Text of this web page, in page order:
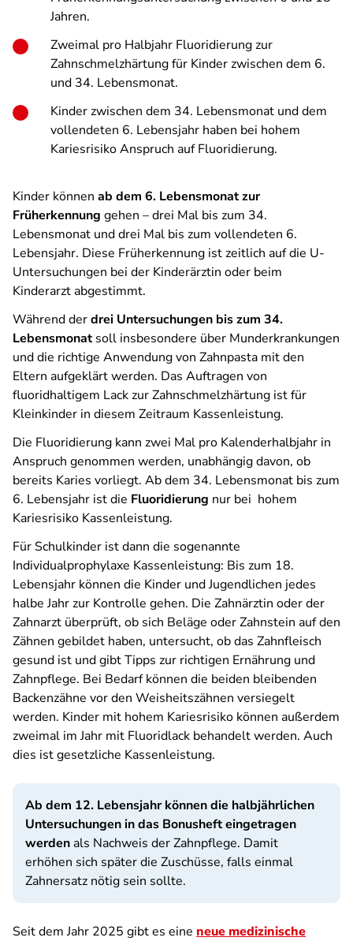
Jahren.
Zweimal pro Halbjahr Fluoridierung zur
Zahnschmelzhärtung für Kinder zwischen dem 6.
und 34. Lebensmonat.
Kinder zwischen dem 34. Lebensmonat und dem
vollendeten 6. Lebensjahr haben bei hohem
Kariesrisiko Anspruch auf Fluoridierung.
Kinder können ab dem 6. Lebensmonat zur
Früherkennung gehen – drei Mal bis zum 34.
Lebensmonat und drei Mal bis zum vollendeten 6.
Lebensjahr. Diese Früherkennung ist zeitlich auf die U-
Untersuchungen bei der Kinderärztin oder beim
Kinderarzt abgestimmt.
Während derdrei Untersuchungen bis zum 34.
Lebensmonatsoll insbesondere über Munderkrankungen
und die richtige Anwendung von Zahnpasta mit den
Eltern aufgeklärt werden. Das Auftragen von
fluoridhaltigem Lack zur Zahnschmelzhärtung ist für
Kleinkinder in diesem Zeitraum Kassenleistung.
Die Fluoridierung kann zwei Mal pro Kalenderhalbjahr in
Anspruch genommen werden, unabhängig davon, ob
bereits Karies vorliegt. Ab dem 34. Lebensmonat bis zum
6. Lebensjahr ist die Fluoridierung nur bei hohem
Kariesrisiko Kassenleistung.
Für Schulkinder ist dann die sogenannte
Individualprophylaxe Kassenleistung: Bis zum 18.
Lebensjahr können die Kinder und Jugendlichen jedes
halbe Jahr zur Kontrolle gehen. Die Zahnärztin oder der
Zahnarzt überprüft, ob sich Beläge oder Zahnstein auf den
Zähnen gebildet haben, untersucht, ob das Zahnfleisch
gesund ist und gibt Tipps zur richtigen Ernährung und
Zahnpflege. Bei Bedarf können die beiden bleibenden
Backenzähne vor den Weisheitszähnen versiegelt
werden. Kinder mit hohem Kariesrisiko können außerdem
zweimal im Jahr mit Fluoridlack behandelt werden. Auch
dies ist gesetzliche Kassenleistung.
Ab dem 12. Lebensjahr können die halbjährlichen
Untersuchungen in das Bonusheft eingetragen
werdenals Nachweis der Zahnpflege. Damit
erhöhen sich später die Zuschüsse, falls einmal
Zahnersatz nötig sein sollte.
Seit dem Jahr 2025 gibt es eine neue medizinische